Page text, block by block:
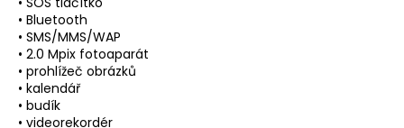
• Bluetooth
• SMS/MMS/WAP
• 2.0 Mpix fotoaparát
• prohlížeč obrázků
• kalendář
• budík
• videorekordér